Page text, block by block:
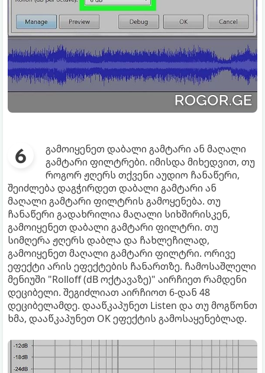
გამოიყენეთ დაბალი გამტარი ან მაღალი
გამტარი ფილტრები. იმისდა მიხედვით, თუ
როგორ ჟღერს თქვენი აუდიო ჩანაწერი,
შეიძლება დაგჭირდეთ დაბალი გამტარი ან
მაღალი გამტარი ფილტრის გამოყენება. თუ
ჩანაწერი გადახრილია მაღალი სიხშირისკენ,
გამოიყენეთ დაბალი გამტარი ფილტრი. თუ
სიმღერა ჟღერს დაბლა და ჩახლეჩილად,
გამოიყენეთ მაღალი გამტარი ფილტრი. ორივე
ეფექტი არის ეფექტების ჩანართზე. ჩამოსაშლელი
მენიუში "Rolloff (dB ოქტავაზე)" აირჩიეთ რამდენი
დეციბელი. შეგიძლიათ აირჩიოთ 6-დან 48
დეციბელამდე. დააწკაპუნეთ Listen და თუ მოგწონთ
ხმა, დააწკაპუნეთ OK ეფექტის გამოსაყენებლად.